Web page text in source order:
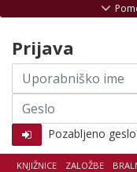
KNJIŽNICE ZALOŽBE
Prijava
Uporabniško
ime
Geslo
Pozabljeno